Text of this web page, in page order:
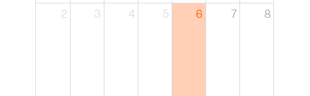
2 3 4 5 6 7 8